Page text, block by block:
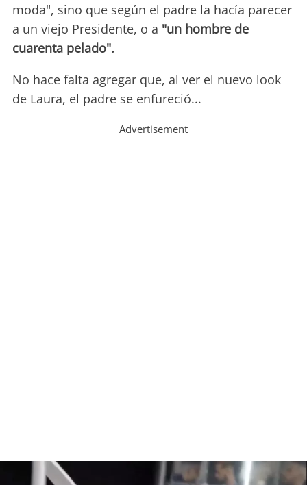
moda", sino que según el padre la hacía parecer
a un viejo Presidente, o a "un hombre de
cuarenta pelado".
No hace falta agregar que, al ver el nuevo look
de Laura, el padre se enfureció...
Advertisement